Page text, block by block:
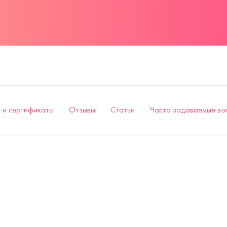
сертификаты Отзывы Статьи Часто задаваемые